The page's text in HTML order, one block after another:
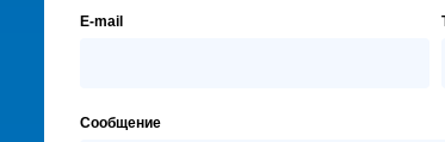
E-mail
Сообщение